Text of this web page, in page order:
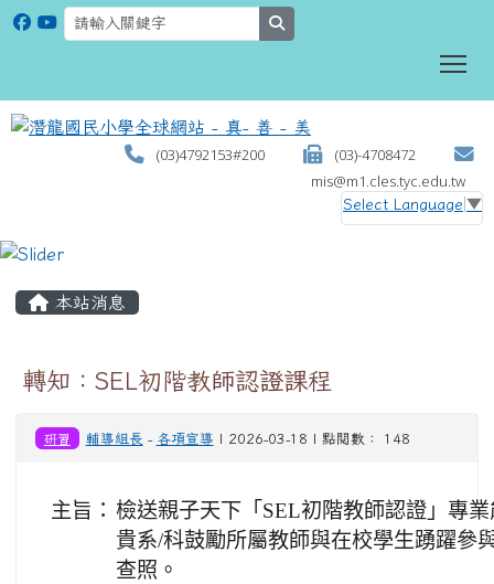
(03)4792153#200
(03)-4708472
mis@m1.cles.tyc.edu.tw
Select Language ▼
本站消息
轉知：SEL初階教師認證課程
研習 輔導組長 - 各項宣導 | 2026-03-18 | 點閱數： 148
主旨： 檢送親子天下「SEL初階教師認證」專
貴系/科鼓勵所屬教師與在校學生踴躍參
查照。